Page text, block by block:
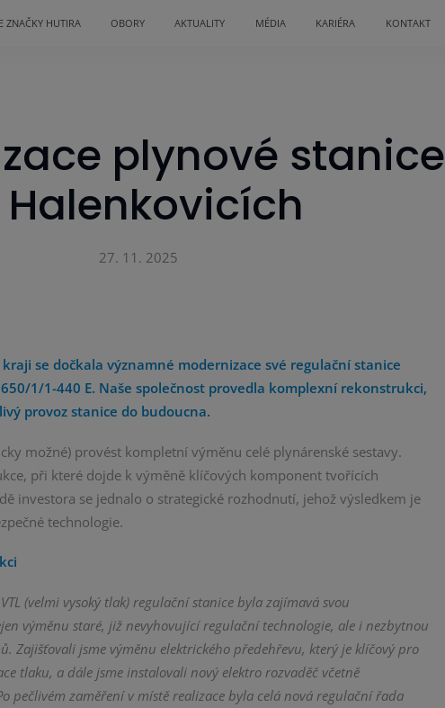
ZNAČKY HUTIRA OBORY AKTUALITY MÉDIA KARIÉRA KONTAKT
plynové stanice
27. 11. 2025
se dočkala významné modernizace své regulační stanice
1/1-440 E. Naše společnost provedla komplexní rekonstrukci,
provoz stanice do budoucna.
možné) provést kompletní výměnu celé plynárenské sestavy.
při které dojde k výměně klíčových komponent tvořících
investora se jednalo o strategické rozhodnutí, jehož výsledkem je
technologie.
(velmi vysoký tlak) regulační stanice byla zajímavá svou
výměnu staré, již nevyhovující regulační technologie, ale i nezbytnou
Zajišťovali jsme výměnu elektrického předehřevu, který je klíčový pro
tlaku, a dále jsme instalovali nový elektro rozvaděč včetně
pečlivém zaměření v místě realizace byla celá nová regulační řada